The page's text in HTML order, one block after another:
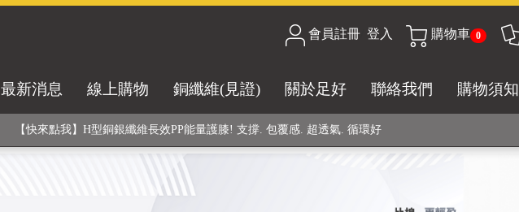
會員註冊 登入 購物車 0
最新消息 線上購物 銅纖維(見證) 關於足好 聯絡我們 購物須知
銅銀鍺元素融合紗線，長效抗菌除臭! 全程MIT製造，通過多項國際檢驗
【快來點我】H型銅銀纖維長效PP能量護膝! 支撐. 包覆感. 超透氣. 循環好
【快來點我】三金家族- 專利活氧 男女內褲系列